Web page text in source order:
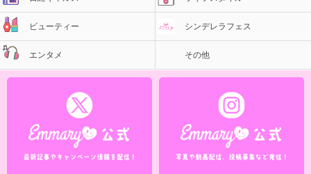
ビューティー シンデレラフェス
エンタメ その他